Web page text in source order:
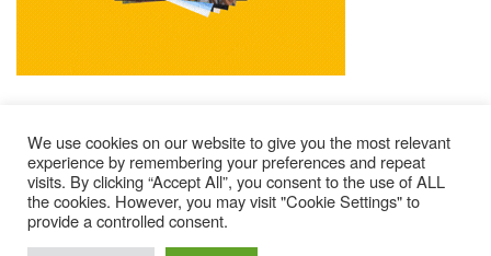
Mentions Légales Contacts
Où Trouver Poly ?
Lire Les Anciens N°
S’abonner À Poly
© 2025 – Magazine Poly – BKN
We use cookies on our website to give you the most relevant
experience by remembering your preferences and repeat
visits. By clicking “Accept All”, you consent to the use of ALL
the cookies. However, you may visit "Cookie Settings" to
provide a controlled consent.